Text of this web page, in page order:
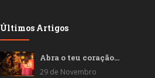
Últimos Artigos
Abra o teu coração…
29 de Novembro